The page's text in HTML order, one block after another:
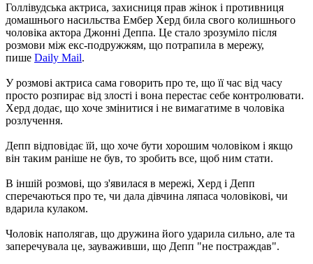
Голлівудська актриса, захисниця прав жінок і противниця
домашнього насильства Ембер Херд била свого колишнього
чоловіка актора Джонні Деппа. Це стало зрозуміло після
розмови між екс-подружжям, що потрапила в мережу,
пише Daily Mail.
У розмові актриса сама говорить про те, що її час від часу
просто розпирає від злості і вона перестає себе контролювати.
Херд додає, що хоче змінитися і не вимагатиме в чоловіка
розлучення.
Депп відповідає їй, що хоче бути хорошим чоловіком і якщо
він таким раніше не був, то зробить все, щоб ним стати.
В іншій розмові, що з'явилася в мережі, Херд і Депп
сперечаються про те, чи дала дівчина ляпаса чоловікові, чи
вдарила кулаком.
Чоловік наполягав, що дружина його ударила сильно, але та
заперечувала це, зауваживши, що Депп "не постраждав".